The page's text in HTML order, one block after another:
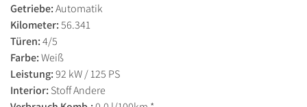
Getriebe:Automatik
Kilometer:56.341
Türen:4/5
Farbe:Weiß
Leistung:92 kW / 125 PS
Interior: Stoff Andere